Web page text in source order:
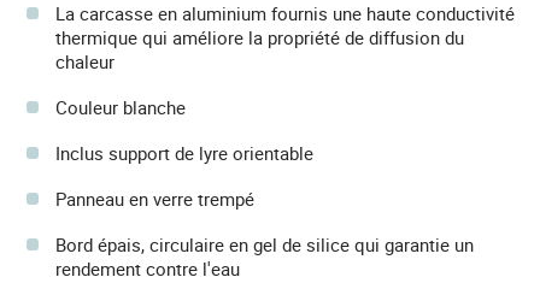
La carcasse en aluminium fournis une haute conductivité
thermique qui améliore la propriété de diffusion du
chaleur
Couleur blanche
Inclus support de lyre orientable
Panneau en verre trempé
Bord épais, circulaire en gel de silice qui garantie un
rendement contre l'eau